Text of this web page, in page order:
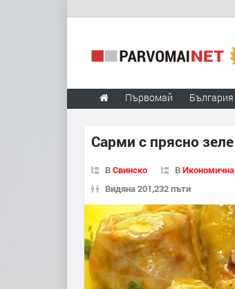
Първомай България
Сарми с прясно
ВСвинско В
Видяна 201,232 пъти